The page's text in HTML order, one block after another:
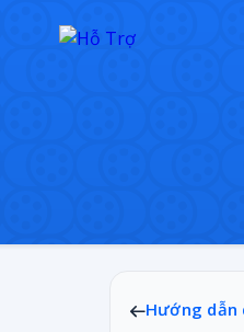
Hướng dẫn